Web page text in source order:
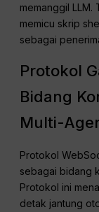
memanggil
memicu skrip
sebagai
Protokol
Bidang
Multi-
Protokol
sebagai bidang
Protokol ini
detak jantung